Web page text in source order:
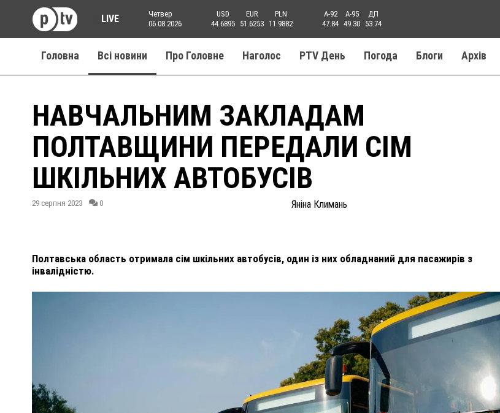
LIVE
Четвер
06.08.2026
USD
44.6895
EUR
51.6253
PLN
11.9882
A-92
47.84
A-95
49.30
ДП
53.74
Головна Всі новини Про Головне Наголос PTV День Погода Блоги Aрхів
НАВЧАЛЬНИМ ЗАКЛАДАМ
ПОЛТАВЩИНИ ПЕРЕДАЛИ СІМ
ШКІЛЬНИХ АВТОБУСІВ
29 серпня 2023 0 Яніна Климань
Полтавська область отримала сім шкільних автобусів, один із них обладнаний для пасажирів з
інвалідністю.